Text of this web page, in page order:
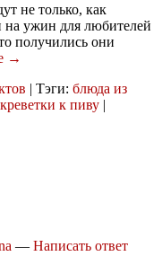
не только, как
на ужин для любителей
получились они
→
| Тэги: блюда из
креветки к пиву |
— Написать ответ